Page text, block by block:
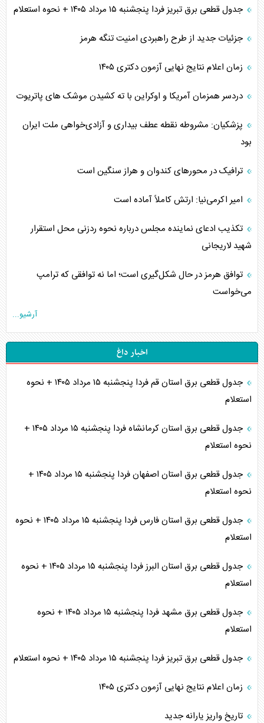
جدول قطعی برق تبریز فردا پنجشنبه ۱۵ مرداد ۱۴۰۵ + نحوه استعلام
جزئیات جدید از طرح راهبردی امنیت تنگه هرمز
زمان اعلام نتایج نهایی آزمون دکتری ۱۴۰۵
دردسر همزمان آمریکا و اوکراین با ته کشیدن موشک های پاتریوت
پزشکیان: مشروطه نقطه عطف بیداری و آزادی‌خواهی ملت ایران
بود
ترافیک در محورهای کندوان و هراز سنگین است
امیر اکرمی‌نیا: ارتش کاملاً آماده است
تکذیب ادعای نماینده مجلس درباره نحوه ردزنی محل استقرار
شهید لاریجانی
توافق هرمز در حال شکل‌گیری است؛ اما نه توافقی که ترامپ
می‌خواست
آرشیو...
اخبار داغ
جدول قطعی برق استان قم فردا پنجشنبه ۱۵ مرداد ۱۴۰۵ + نحوه
استعلام
جدول قطعی برق استان کرمانشاه فردا پنجشنبه ۱۵ مرداد ۱۴۰۵ +
نحوه استعلام
جدول قطعی برق استان اصفهان فردا پنجشنبه ۱۵ مرداد ۱۴۰۵ +
نحوه استعلام
جدول قطعی برق استان فارس فردا پنجشنبه ۱۵ مرداد ۱۴۰۵ + نحوه
استعلام
جدول قطعی برق استان البرز فردا پنجشنبه ۱۵ مرداد ۱۴۰۵ + نحوه
استعلام
جدول قطعی برق مشهد فردا پنجشنبه ۱۵ مرداد ۱۴۰۵ + نحوه
استعلام
جدول قطعی برق تبریز فردا پنجشنبه ۱۵ مرداد ۱۴۰۵ + نحوه استعلام
زمان اعلام نتایج نهایی آزمون دکتری ۱۴۰۵
تاریخ واریز یارانه جدید